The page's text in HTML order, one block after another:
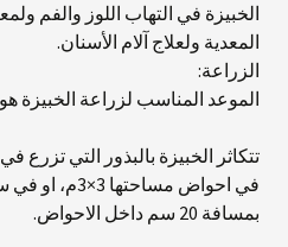
الخبيزة في التهاب اللوز والفم
المعدية ولعلاج آلام الأسنان.
الزراعة:
الموعد المناسب لزراعة الخبيزة
تتكاثر الخبيزة بالبذور التي تزرع
في احواض
بمسافة 20 سم داخل الاحواض.